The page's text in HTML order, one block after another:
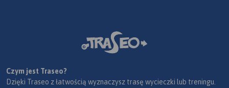
Czym jest Traseo?
Dzięki Traseo z łatwością wyznaczysz trasę wycieczki lub treningu.